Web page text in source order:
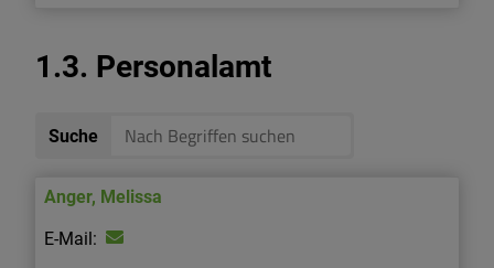
1.3. Personalamt
Suche
Anger, Melissa